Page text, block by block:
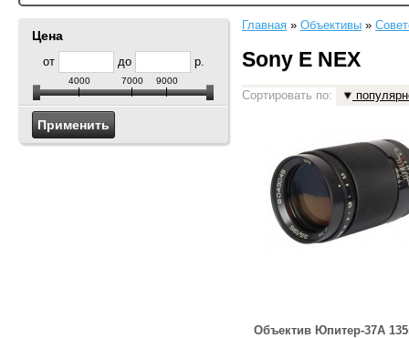
Цена
от до р.
4000 7000 9000
Главная » Объективы »
Sony E NEX
Сортировать по:
Объектив Юпитер-37А